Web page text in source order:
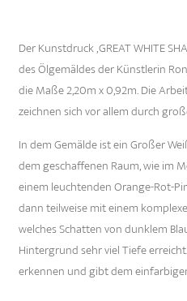
Der Kunstdruck ‚GREAT WHITE
des Ölgemäldes der Künstlerin
die Maße 2,20m x 0,92m. Die
zeichnen sich vor allem durch
In dem Gemälde ist ein Großer
dem geschaffenen Raum, wie im
einem leuchtenden Orange-Rot-
dann teilweise mit einem
welches Schatten von dunklem
Hintergrund sehr viel Tiefe
erkennen und gibt dem